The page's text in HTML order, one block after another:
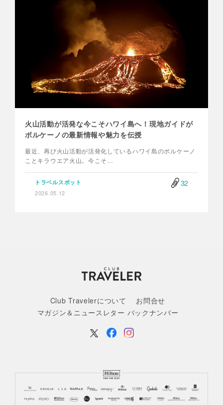
火山活動が活発な今こそハワイ島へ！現地ガイドが
ボルケーノの最新情報や魅力を伝授
最近、再び火山活動が活発化しているハワイ島のボルケーノ
ことキラウエア火山。今こそ…
トラベルスポット
2026.05.12
32
Club Travelerについて
お問合せ
マガジン＆ニュースレター バックナンバー